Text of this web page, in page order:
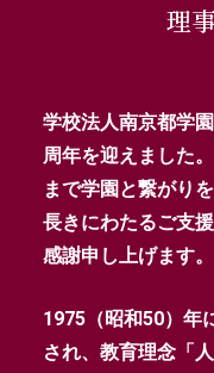
理
学校法人南京都学
周年を迎えました
まで学園と繋がり
長きにわたるご支
感謝申し上げます。
1975（昭和50）年
され、教育理念「